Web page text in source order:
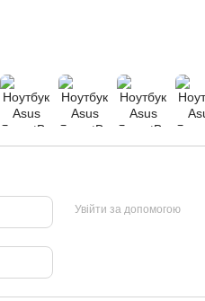
Увійти за допомогою